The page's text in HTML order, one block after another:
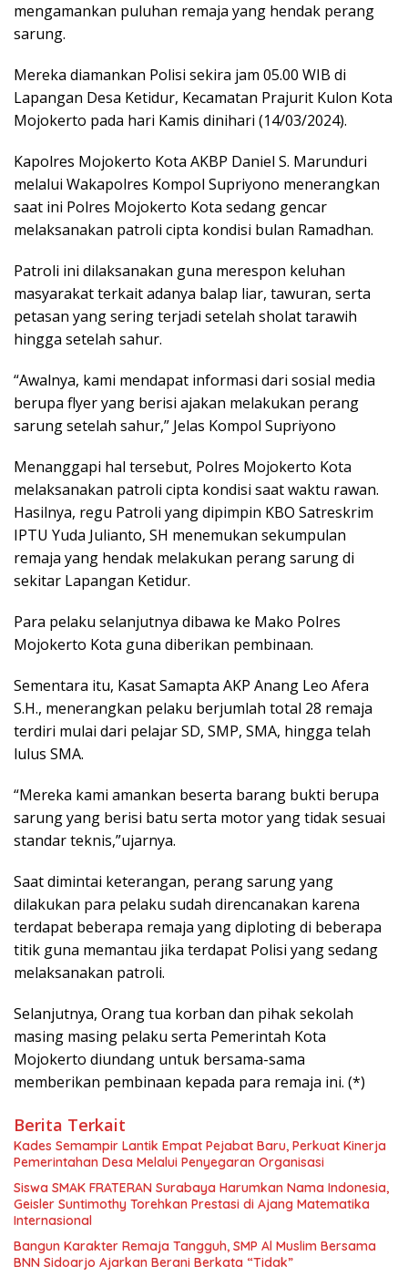
mengamankan puluhan remaja yang hendak perang
sarung.
Mereka diamankan Polisi sekira jam 05.00 WIB di
Lapangan Desa Ketidur, Kecamatan Prajurit Kulon Kota
Mojokerto pada hari Kamis dinihari (14/03/2024).
Kapolres Mojokerto Kota AKBP Daniel S. Marunduri
melalui Wakapolres Kompol Supriyono menerangkan
saat ini Polres Mojokerto Kota sedang gencar
melaksanakan patroli cipta kondisi bulan Ramadhan.
Patroli ini dilaksanakan guna merespon keluhan
masyarakat terkait adanya balap liar, tawuran, serta
petasan yang sering terjadi setelah sholat tarawih
hingga setelah sahur.
“Awalnya, kami mendapat informasi dari sosial media
berupa flyer yang berisi ajakan melakukan perang
sarung setelah sahur,” Jelas Kompol Supriyono
Menanggapi hal tersebut, Polres Mojokerto Kota
melaksanakan patroli cipta kondisi saat waktu rawan.
Hasilnya, regu Patroli yang dipimpin KBO Satreskrim
IPTU Yuda Julianto, SH menemukan sekumpulan
remaja yang hendak melakukan perang sarung di
sekitar Lapangan Ketidur.
Para pelaku selanjutnya dibawa ke Mako Polres
Mojokerto Kota guna diberikan pembinaan.
Sementara itu, Kasat Samapta AKP Anang Leo Afera
S.H., menerangkan pelaku berjumlah total 28 remaja
terdiri mulai dari pelajar SD, SMP, SMA, hingga telah
lulus SMA.
“Mereka kami amankan beserta barang bukti berupa
sarung yang berisi batu serta motor yang tidak sesuai
standar teknis,”ujarnya.
Saat dimintai keterangan, perang sarung yang
dilakukan para pelaku sudah direncanakan karena
terdapat beberapa remaja yang diploting di beberapa
titik guna memantau jika terdapat Polisi yang sedang
melaksanakan patroli.
Selanjutnya, Orang tua korban dan pihak sekolah
masing masing pelaku serta Pemerintah Kota
Mojokerto diundang untuk bersama-sama
memberikan pembinaan kepada para remaja ini. (*)
Berita Terkait
Kades Semampir Lantik Empat Pejabat Baru, Perkuat Kinerja
Pemerintahan Desa Melalui Penyegaran Organisasi
Siswa SMAK FRATERAN Surabaya Harumkan Nama Indonesia,
Geisler Suntimothy Torehkan Prestasi di Ajang Matematika
Internasional
Bangun Karakter Remaja Tangguh, SMP Al Muslim Bersama
BNN Sidoarjo Ajarkan Berani Berkata “Tidak”